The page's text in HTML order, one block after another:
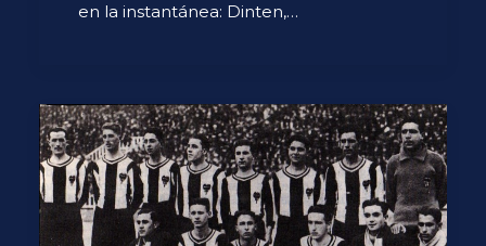
en la instantánea: Dinten,…